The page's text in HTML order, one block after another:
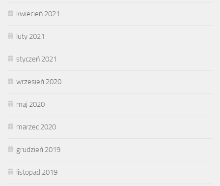
kwiecień 2021
luty 2021
styczeń 2021
wrzesień 2020
maj 2020
marzec 2020
grudzień 2019
listopad 2019